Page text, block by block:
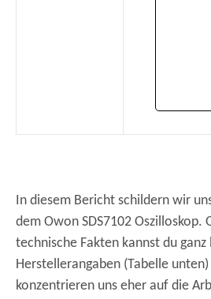
In diesem Bericht schildern wir
dem Owon SDS7102 Oszilloskop.
technische Fakten kannst du
Herstellerangaben (Tabelle
konzentrieren uns eher auf die